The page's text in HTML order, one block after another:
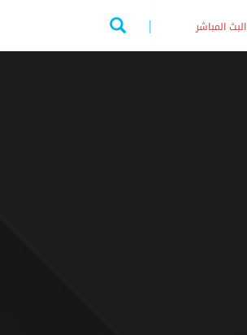
البث المباشر